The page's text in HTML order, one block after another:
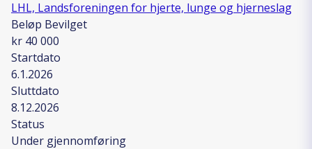
LHL, Landsforeningen for hjerte, lunge og hjerneslag
Beløp Bevilget
kr 40 000
Startdato
6.1.2026
Sluttdato
8.12.2026
Status
Under gjennomføring